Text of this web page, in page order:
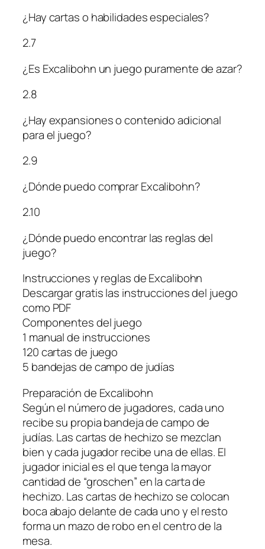
¿Hay cartas o habilidades especiales?
2.7
¿Es Excalibohn un juego puramente de azar?
2.8
¿Hay expansiones o contenido adicional
para el juego?
2.9
¿Dónde puedo comprar Excalibohn?
2.10
¿Dónde puedo encontrar las reglas del
juego?
Instrucciones y reglas de Excalibohn
Descargar gratis las instrucciones del juego
como PDF
Componentes del juego
1 manual de instrucciones
120 cartas de juego
5 bandejas de campo de judías
Preparación de Excalibohn
Según el número de jugadores, cada uno
recibe su propia bandeja de campo de
judías. Las cartas de hechizo se mezclan
bien y cada jugador recibe una de ellas. El
jugador inicial es el que tenga la mayor
cantidad de “groschen” en la carta de
hechizo. Las cartas de hechizo se colocan
boca abajo delante de cada uno y el resto
forma un mazo de robo en el centro de la
mesa.